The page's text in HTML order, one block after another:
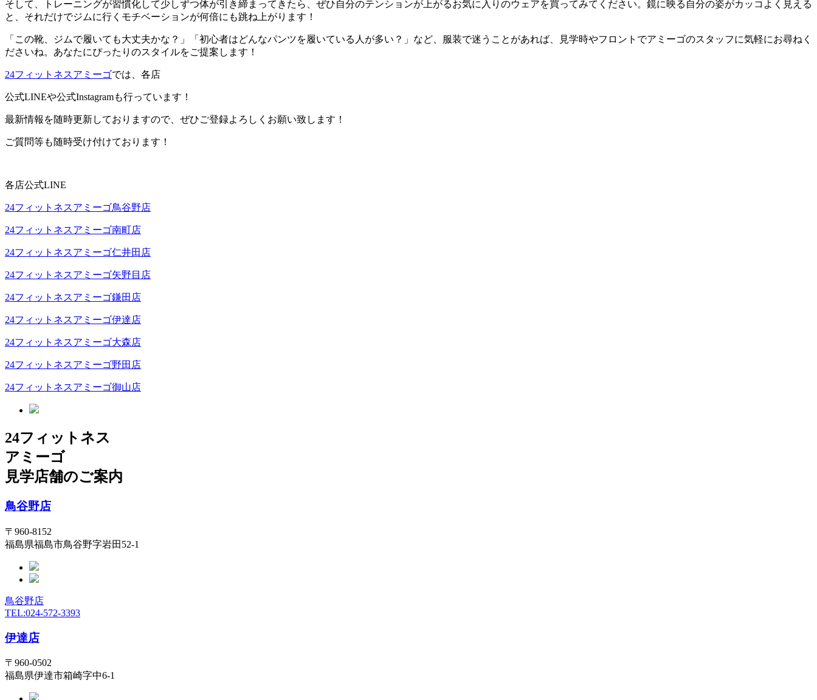
そして、トレーニングが習慣化して少しずつ体が引き締まってきたら、ぜひ自分のテンションが上がるお気に入りのウェアを買ってみてください。鏡に映る自分の姿がカッコよく見える
と、それだけでジムに行くモチベーションが何倍にも跳ね上がります！
「この靴、ジムで履いても大丈夫かな？」「初心者はどんなパンツを履いている人が多い？」など、服装で迷うことがあれば、見学時やフロントでアミーゴのスタッフに気軽にお尋ねく
ださいね。あなたにぴったりのスタイルをご提案します！
24フィットネスアミーゴでは、各店
公式LINEや公式Instagramも行っています！
最新情報を随時更新しておりますので、ぜひご登録よろしくお願い致します！
ご質問等も随時受け付けております！
各店公式LINE
24フィットネスアミーゴ鳥谷野店
24フィットネスアミーゴ南町店
24フィットネスアミーゴ仁井田店
24フィットネスアミーゴ矢野目店
24フィットネスアミーゴ鎌田店
24フィットネスアミーゴ伊達店
24フィットネスアミーゴ大森店
24フィットネスアミーゴ野田店
24フィットネスアミーゴ御山店
24フィットネス
アミーゴ
見学店舗のご案内
鳥谷野店
〒960-8152
福島県福島市鳥谷野字岩田52-1
鳥谷野店
TEL:024-572-3393
伊達店
〒960-0502
福島県伊達市箱崎字中6-1